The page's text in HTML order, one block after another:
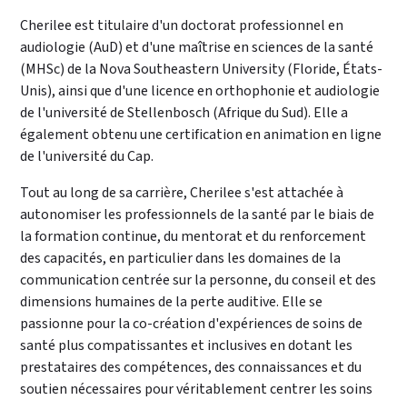
Cherilee est titulaire d'un doctorat professionnel en
audiologie (AuD) et d'une maîtrise en sciences de la santé
(MHSc) de la Nova Southeastern University (Floride, États-
Unis), ainsi que d'une licence en orthophonie et audiologie
de l'université de Stellenbosch (Afrique du Sud). Elle a
également obtenu une certification en animation en ligne
de l'université du Cap.
Tout au long de sa carrière, Cherilee s'est attachée à
autonomiser les professionnels de la santé par le biais de
la formation continue, du mentorat et du renforcement
des capacités, en particulier dans les domaines de la
communication centrée sur la personne, du conseil et des
dimensions humaines de la perte auditive. Elle se
passionne pour la co-création d'expériences de soins de
santé plus compatissantes et inclusives en dotant les
prestataires des compétences, des connaissances et du
soutien nécessaires pour véritablement centrer les soins